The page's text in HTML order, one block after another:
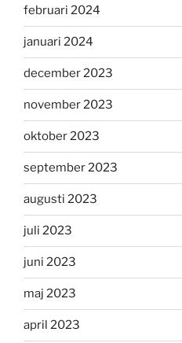
februari 2024
januari 2024
december 2023
november 2023
oktober 2023
september 2023
augusti 2023
juli 2023
juni 2023
maj 2023
april 2023